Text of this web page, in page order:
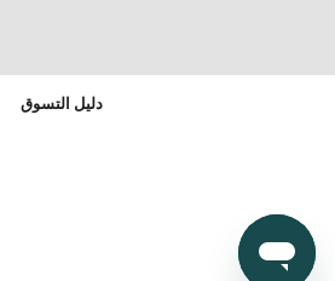
دليل التسوق